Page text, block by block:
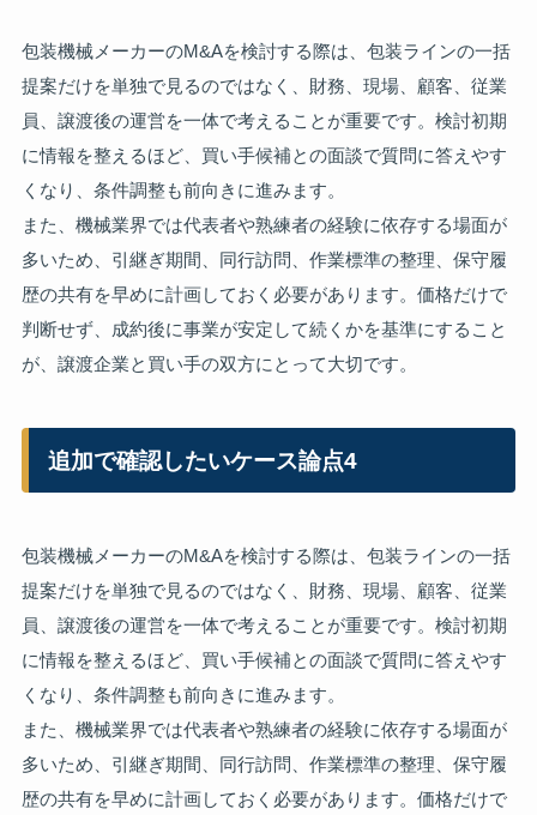
包装機械メーカーのM&Aを検討する際は、包装ラインの一括
提案だけを単独で見るのではなく、財務、現場、顧客、従業
員、譲渡後の運営を一体で考えることが重要です。検討初期
に情報を整えるほど、買い手候補との面談で質問に答えやす
くなり、条件調整も前向きに進みます。
また、機械業界では代表者や熟練者の経験に依存する場面が
多いため、引継ぎ期間、同行訪問、作業標準の整理、保守履
歴の共有を早めに計画しておく必要があります。価格だけで
判断せず、成約後に事業が安定して続くかを基準にすること
が、譲渡企業と買い手の双方にとって大切です。
追加で確認したいケース論点4
包装機械メーカーのM&Aを検討する際は、包装ラインの一括
提案だけを単独で見るのではなく、財務、現場、顧客、従業
員、譲渡後の運営を一体で考えることが重要です。検討初期
に情報を整えるほど、買い手候補との面談で質問に答えやす
くなり、条件調整も前向きに進みます。
また、機械業界では代表者や熟練者の経験に依存する場面が
多いため、引継ぎ期間、同行訪問、作業標準の整理、保守履
歴の共有を早めに計画しておく必要があります。価格だけで